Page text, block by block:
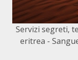
Servizi segreti,
eritrea -